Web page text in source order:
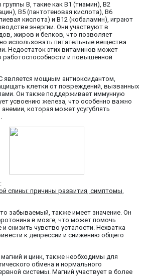
B, такие как B1 (тиамин), B2
B5 (пантотеновая кислота), B6
кислота) и B12 (кобаламин), играют
энергии. Они участвуют в
жиров и белков, что позволяет
использовать питательные вещества
Недостаток этих витаминов может
работоспособности и повышенной
является мощным антиоксидантом,
клетки от повреждений, вызванных
Он также поддерживает иммунную
усвоению железа, что особенно важно
которая может усугублять
спины: причины развития, симптомы,
забываемый, также имеет значение. Он
в мозге, что может помочь
снизить чувство усталости. Нехватка
к депрессии и снижению общего
и цинк, также необходимы для
обмена и нормального
системы. Магний участвует в более